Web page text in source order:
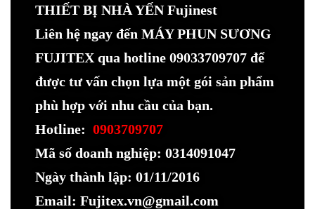
THIẾT BỊ NHÀ YẾN Fujinest
Liên hệ ngay đến MÁY PHUN SƯƠNG
FUJITEX qua hotline 09033709707 để
được tư vấn chọn lựa một gói sản phẩm
phù hợp với nhu cầu của bạn.
Hotline: 0903709707
Mã số doanh nghiệp: 0314091047
Ngày thành lập: 01/11/2016
Email: Fujitex.vn@gmail.com